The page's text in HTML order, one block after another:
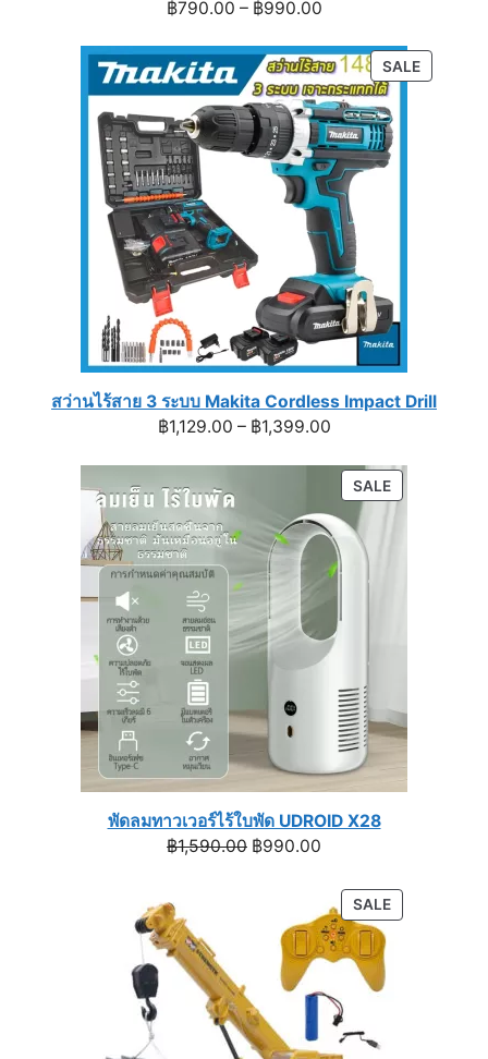
฿790.00 – ฿990.00Price
฿790.00
through
฿990.00
SALE
ON
สว่านไร้สาย 3 ระบบ Makita Cordless Impact Drill
฿1,129.00 – ฿1,399.00Price
฿1,129.00
through
฿1,399.00
SALEPRODUCT
ON
พัดลมทาวเวอร์ไร้ใบพัด UDROID X28
฿1,590.00 Original
฿1,590.00.
฿990.00
฿990.00.
SALEPRODUCT
ON